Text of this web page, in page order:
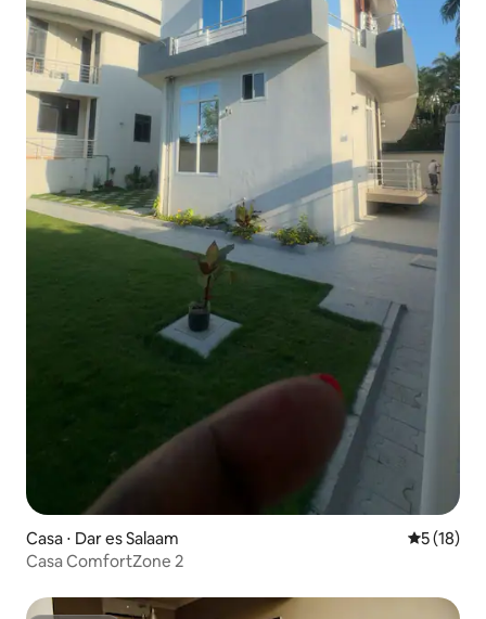
Casa ⋅ Dar es Salaam 5 de uma
5 (18)
Casa ComfortZone 2